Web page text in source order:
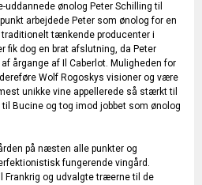
ønolog Peter Schilling til
arbejdede Peter som ønolog for en
tænkende producenter i
fik dog en brat afslutning, da Peter
årgange af Il Caberlot. Muligheden for
Wolf Rogoskys visioner og være
unikke vine appellerede så stærkt til
Bucine og tog imod jobbet som ønolog
på næsten alle punkter og
fungerende vingård.
Frankrig og udvalgte træerne til de